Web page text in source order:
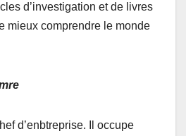
d’investigation et de livres
mieux comprendre le monde
d’enbtreprise. Il occupe